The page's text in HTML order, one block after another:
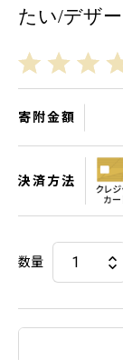
たい/デザ
寄附金額
決済方法
数量